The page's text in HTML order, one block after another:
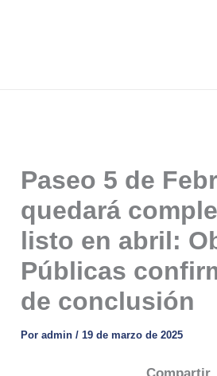
Paseo 5 de
quedará
listo en abril:
Públicas
de conclusión
Poradmin/ 19 de marzo de 2025